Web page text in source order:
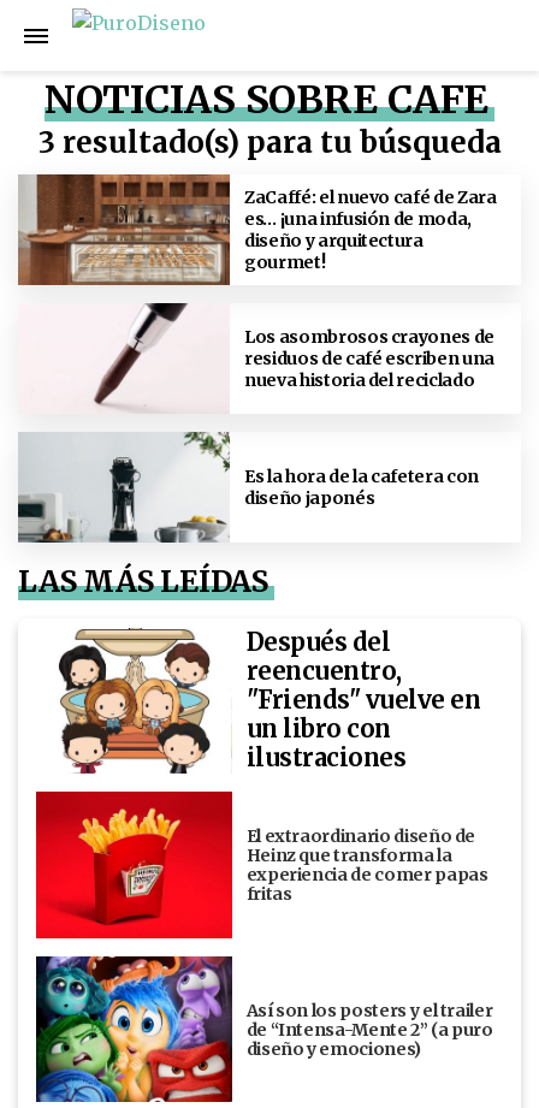
NOTICIAS SOBRE CAFE
3 resultado(s) para tu búsqueda
ZaCaffé: el nuevo café de Zara
es… ¡una infusión de moda,
diseño y arquitectura
gourmet!
Los asombrosos crayones de
residuos de café escriben una
nueva historia del reciclado
Es la hora de la cafetera con
diseño japonés
LAS MÁS LEÍDAS
Después del
reencuentro,
"Friends" vuelve en
un libro con
ilustraciones
El extraordinario diseño de
Heinz que transforma la
experiencia de comer papas
fritas
Así son los posters y el trailer
de “Intensa-Mente 2” (a puro
diseño y emociones)